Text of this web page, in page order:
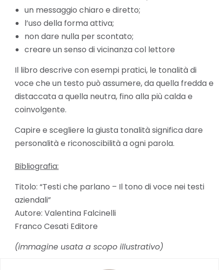
un messaggio chiaro e diretto;
l’uso della forma attiva;
non dare nulla per scontato;
creare un senso di vicinanza col lettore
Il libro descrive con esempi pratici, le tonalità di
voce che un testo può assumere, da quella fredda e
distaccata a quella neutra, fino alla più calda e
coinvolgente.
Capire e scegliere la giusta tonalità significa dare
personalità e riconoscibilità a ogni parola.
Bibliografia:
Titolo: “Testi che parlano – Il tono di voce nei testi
aziendali”
Autore: Valentina Falcinelli
Franco Cesati Editore
(immagine usata a scopo illustrativo)